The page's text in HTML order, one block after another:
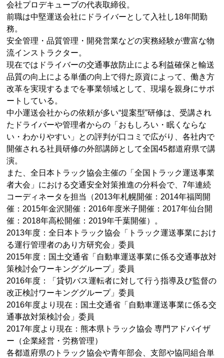
会社プロデキューブの代表取締役。
前職は中堅運送会社にドライバーとして入社し18年間勤
務。
安全管理・品質管理・開発営業などの実務経験が豊富な物
流インストラクター。
現在ではドライバーの交通事故防止による利益確保と輸送
品質の向上による単価の向上で得た原資によって、働き方
改革を実現するまでを事業領域として、現場を親身にサポ
ートしている。
中小運送会社からの依頼が多い“提案型”研修は、受講され
たドライバーや管理者からの「おもしろい・眠くならな
い・わかりやすい」との評判が口コミで広がり、各社内で
開催される社員研修の外部講師として全国45都道府県で講
演。
また、全日本トラック協会主催の「全国トラック運送事業
者大会」における交通安全対策推進の分科会で、7年連続
コーディネータを担当（2013年札幌開催：2014年福岡開
催：2015年金沢開催：2016年度米子開催：2017年仙台開
催：2018年高松開催：2019年千葉開催）。
2013年度：全日本トラック協会「トラック運送事業におけ
る運行管理者のあり方研究会」委員
2015年度：国土交通省「自動車運送事業に係る交通事故対
策検討会ワーキンググループ」委員
2016年度：「貸切バス運転者に対して行う指導及び監督の
改正検討ワーキンググループ」委員
2016年度より現在：国土交通省「自動車運送事業に係る交
通事故対策検討会」委員
2017年度より現在：熊本県トラック協会 専門アドバイザ
ー（企業経営・労務管理）
各都道府県のトラック協会や青年部会、支部や協同組合単